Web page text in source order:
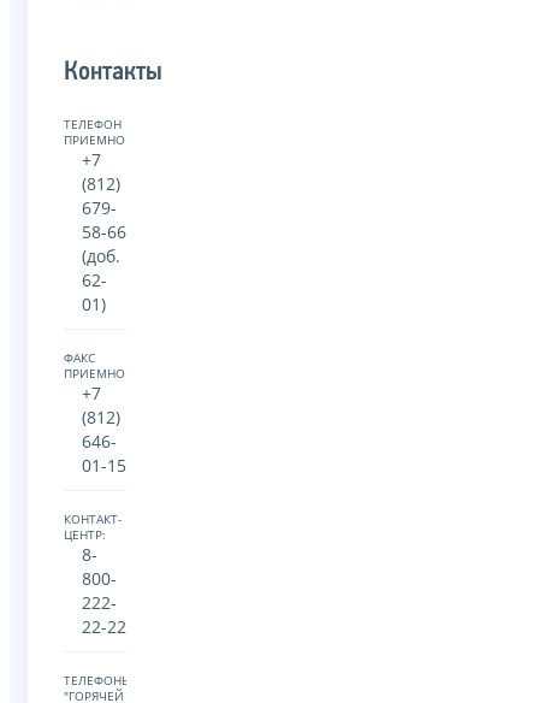
Контакты
ТЕЛЕФОН
ПРИЕМНОЙ:
+7
(812)
679-
58-66
(доб.
62-
01)
ФАКС
ПРИЕМНОЙ:
+7
(812)
646-
01-15
КОНТАКТ-
ЦЕНТР:
8-
800-
222-
22-22
ТЕЛЕФОНЫ
"ГОРЯЧЕЙ